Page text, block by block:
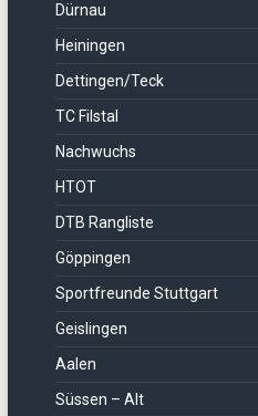
Dürnau
Heiningen
Dettingen/Teck
TC Filstal
Nachwuchs
HTOT
DTB Rangliste
Göppingen
Sportfreunde Stuttgart
Geislingen
Aalen
Süssen – Alt